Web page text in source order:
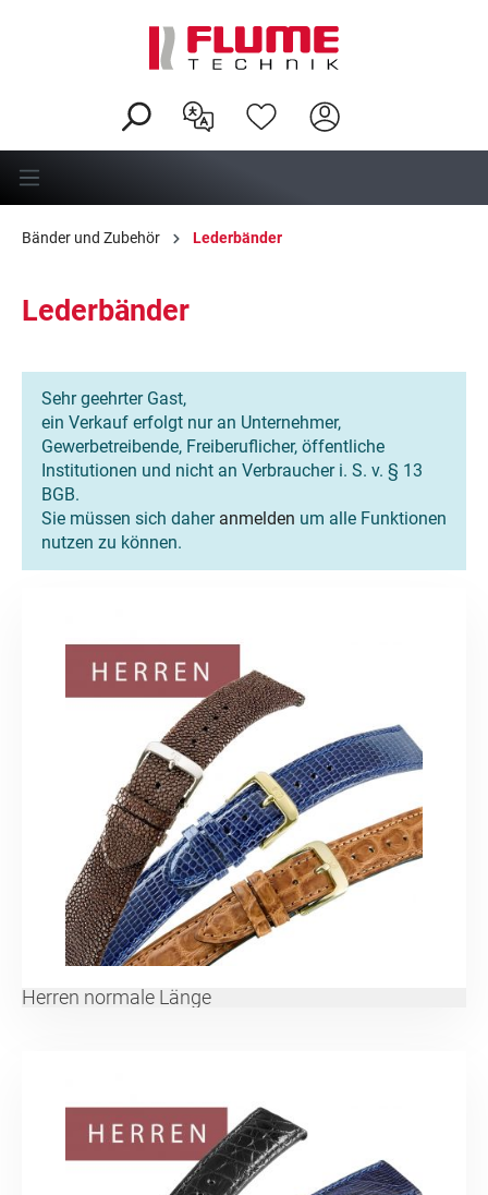
Bänder und Zubehör Lederbänder
Lederbänder
Sehr geehrter Gast,
ein Verkauf erfolgt nur an Unternehmer,
Gewerbetreibende, Freiberuflicher, öffentliche
Institutionen und nicht an Verbraucher i. S. v. § 13
BGB.
Sie müssen sich daher anmelden um alle Funktionen
nutzen zu können.
Herren normale Länge